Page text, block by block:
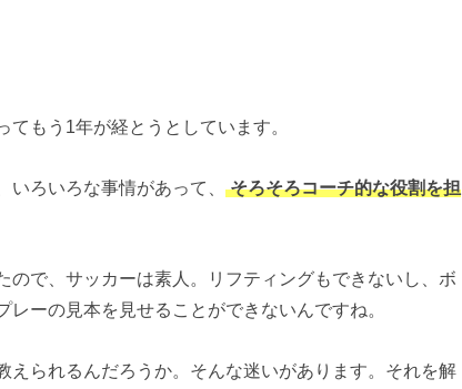
もう1年が経とうとしています。
ろいろな事情があって、 そろそろコーチ的な役割を担
ので、サッカーは素人。リフティングもできないし、ボ
ーの見本を見せることができないんですね。
えられるんだろうか。そんな迷いがあります。それを解